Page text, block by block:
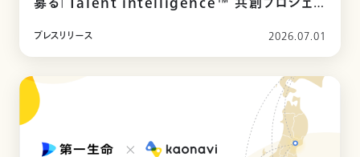
プレスリリース 2026.07.01